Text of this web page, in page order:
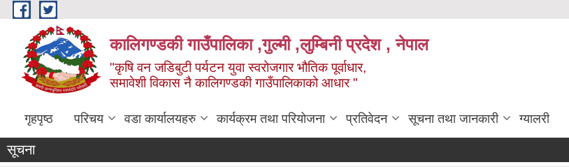
Skip to main content
कालिगण्डकी गाउँपालिका ,गुल्मी ,लुम्बिनी प्रदेश , नेपाल
"कृषि वन जडिबुटी पर्यटन युवा स्वरोजगार भौतिक पूर्वाधार,
समावेशी विकास नै कालिगण्डकी गाउँपालिकाको आधार "
गृहपृष्ठ परिचय वडा कार्यालयहरु कार्यक्रम तथा परियोजना प्रतिवेदन सूचना तथा जानकारी ग्यालरी
सूचना